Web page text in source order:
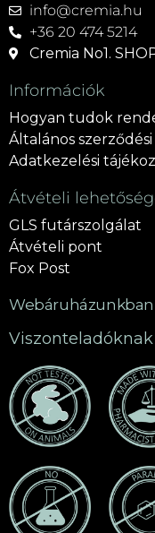
info@cremia.hu
+36 20 474 5214
Cremia No1.
Információk
Hogyan tudok
Általános
Adatkezelési
Átvételi
GLS futárszolgálat
Átvételi pont
Fox Post
Viszonteladóknak